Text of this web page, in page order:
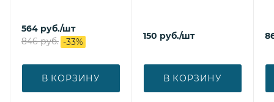
564 руб./шт
846руб. -33%
В КОРЗИНУ
150 руб./шт
В КОРЗИНУ